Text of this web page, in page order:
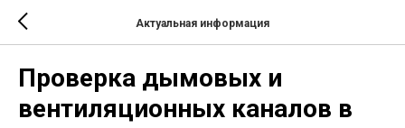
Актуальная информация
Проверка дымовых и
вентиляционных каналов в